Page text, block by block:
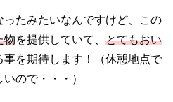
たみたいなんですけど、この
物を提供していて、 とてもおい
事を期待します！（休憩地点で
ので・・・）